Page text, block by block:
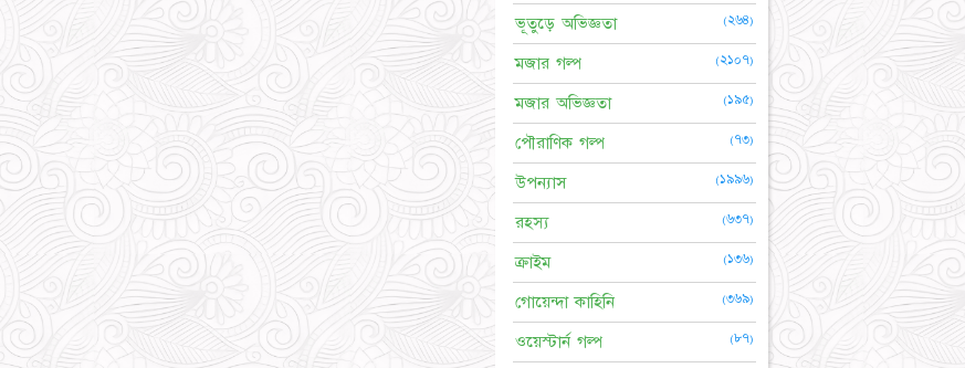
ভূতুড়ে অভিজ্ঞতা (২৬৪)
মজার গল্প (২১০৭)
মজার অভিজ্ঞতা (১৯৫)
পৌরাণিক গল্প (৭৩)
উপন্যাস (১৯৯৬)
রহস্য (৬৩৭)
ক্রাইম (১৩৬)
গোয়েন্দা কাহিনি (৩৬৯)
ওয়েস্টার্ন গল্প (৮৭)